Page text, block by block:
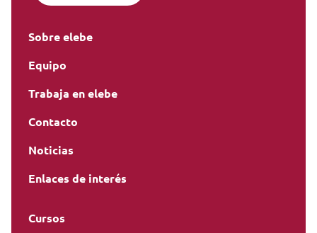
Sobre elebe
Equipo
Trabaja en elebe
Contacto
Noticias
Enlaces de interés
Cursos